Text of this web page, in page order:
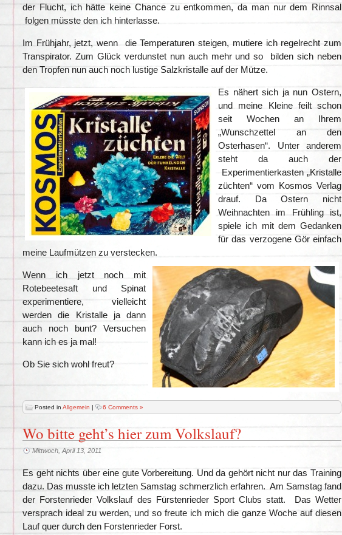
der Flucht, ich hätte keine Chance zu entkommen, da man nur dem Rinnsal
folgen müsste den ich hinterlasse.
Im Frühjahr, jetzt, wenn die Temperaturen steigen, mutiere ich regelrecht zum
Transpirator. Zum Glück verdunstet nun auch mehr und so bilden sich neben
den Tropfen nun auch noch lustige Salzkristalle auf der Mütze.
Es nähert sich ja nun Ostern,
und meine Kleine feilt schon
seit Wochen an Ihrem
„Wunschzettel an den
Osterhasen“. Unter anderem
steht da auch der
Experimentierkasten „Kristalle
züchten“ vom Kosmos Verlag
drauf. Da Ostern nicht
Weihnachten im Frühling ist,
spiele ich mit dem Gedanken
für das verzogene Gör einfach
meine Laufmützen zu verstecken.
Wenn ich jetzt noch mit
Rotebeetesaft und Spinat
experimentiere, vielleicht
werden die Kristalle ja dann
auch noch bunt? Versuchen
kann ich es ja mal!
Ob Sie sich wohl freut?
Posted in Allgemein | 6 Comments »
Wo bitte geht’s hier zum Volkslauf?
Mittwoch, April 13, 2011
Es geht nichts über eine gute Vorbereitung. Und da gehört nicht nur das Training
dazu. Das musste ich letzten Samstag schmerzlich erfahren. Am Samstag fand
der Forstenrieder Volkslauf des Fürstenrieder Sport Clubs statt. Das Wetter
versprach ideal zu werden, und so freute ich mich die ganze Woche auf diesen
Lauf quer durch den Forstenrieder Forst.